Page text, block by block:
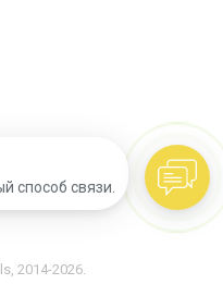
2014-2026.
способ связи.